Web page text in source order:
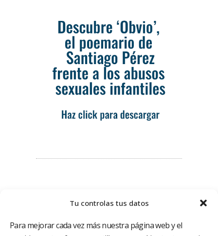
Tu controlas tus datos
Para mejorar cada vez más nuestra página web y el